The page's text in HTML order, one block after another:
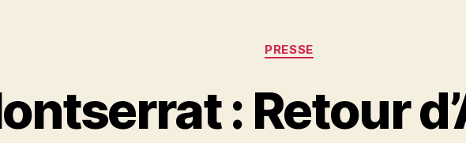
Catégories
PRESSE
: Retour
a
S